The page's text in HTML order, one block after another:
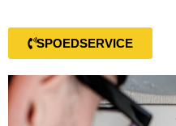
SPOEDSERVICE